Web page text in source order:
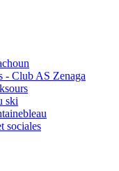
- Club AS Zenaga
ski
sociales